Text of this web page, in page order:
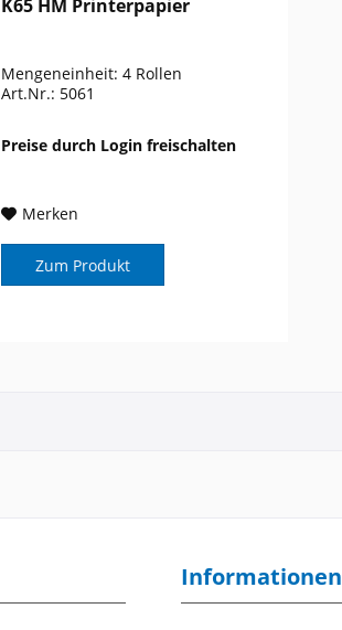
K65 HM Printerpapier
Mengeneinheit: 4 Rollen
Art.Nr.: 5061
Preise durch Login freischalten
Merken
Zum Produkt
Informationen